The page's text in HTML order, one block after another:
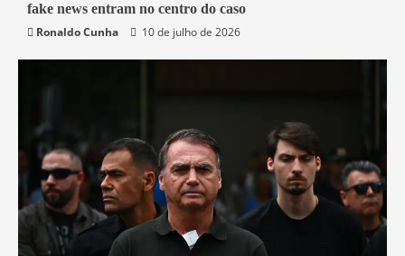
Belford Roxo
Brasil Política Segurança
fake news entram no centro do caso
Ronaldo Cunha
10 de julho de 2026